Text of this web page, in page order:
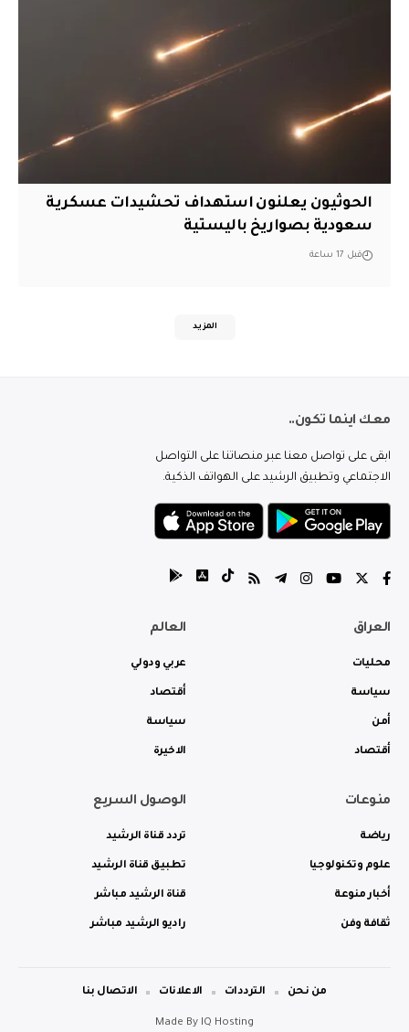
الحوثيون يعلنون استهداف تحشيدات عسكرية
سعودية بصواريخ باليستية
قبل 17 ساعة
المزيد
معك اينما تكون..
ابقى على تواصل معنا عبر منصاتنا على التواصل
الاجتماعي وتطبيق الرشيد على الهواتف الذكية.
العراق
محليات
سياسة
أمن
أقتصاد
العالم
عربي ودولي
أقتصاد
سياسة
الاخيرة
منوعات
رياضة
علوم وتكنولوجيا
أخبار منوعة
ثقافة وفن
الوصول السريع
تردد قناة الرشيد
تطبيق قناة الرشيد
قناة الرشيد مباشر
راديو الرشيد مباشر
Made By IQ Hosting
من نحن الترددات الاعلانات الاتصال بنا